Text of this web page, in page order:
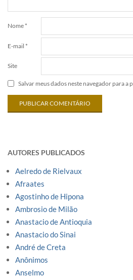
Nome *
E-mail *
Site
Salvar meus dados neste navegador para a
AUTORES PUBLICADOS
Aelredo de Rielvaux
Afraates
Agostinho de Hipona
Ambrosio de Milão
Anastacio de Antioquia
Anastacio do Sinai
André de Creta
Anônimos
Anselmo